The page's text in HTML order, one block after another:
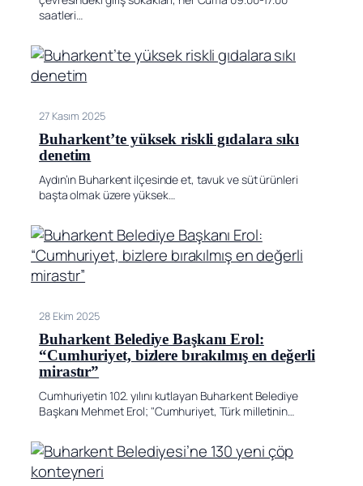
saatleri…
27 Kasım 2025
Buharkent’te yüksek riskli gıdalara sıkı
denetim
Aydın’ın Buharkent ilçesinde et, tavuk ve süt ürünleri
başta olmak üzere yüksek…
28 Ekim 2025
Buharkent Belediye Başkanı Erol:
“Cumhuriyet, bizlere bırakılmış en değerli
mirastır”
Cumhuriyetin 102. yılını kutlayan Buharkent Belediye
Başkanı Mehmet Erol; "Cumhuriyet, Türk milletinin…